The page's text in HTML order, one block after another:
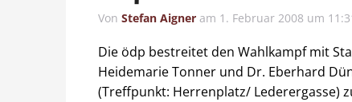
Von Stefan Aigner am 1. Februar 2008 um
Die ödp bestreitet den Wahlkampf mit
Heidemarie Tonner und Dr. Eberhard
(Treffpunkt: Herrenplatz/ Lederergasse)